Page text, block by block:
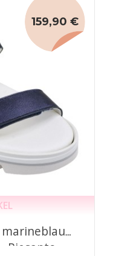
Piesanto
159,90 €